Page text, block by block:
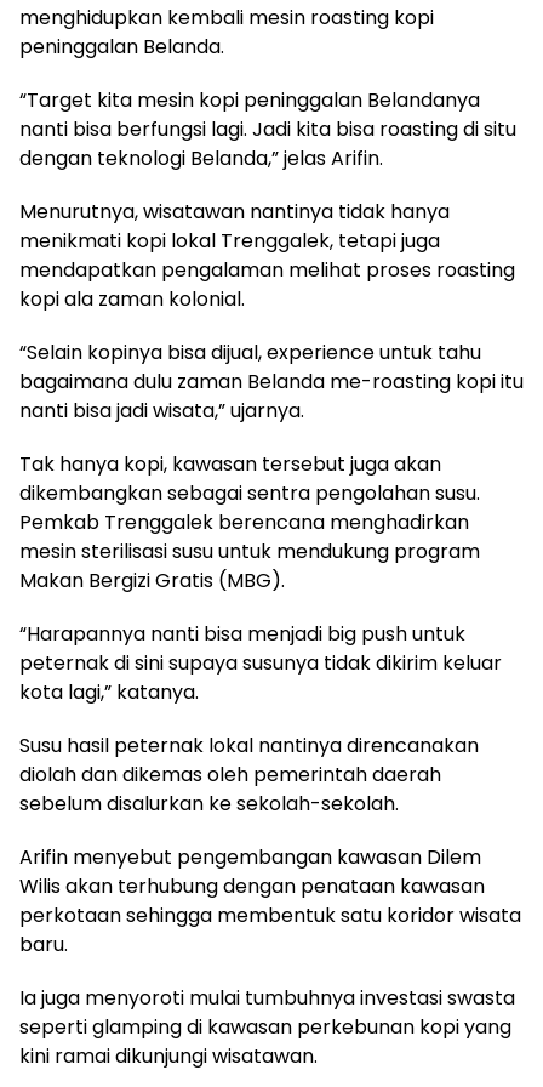
menghidupkan kembali mesin roasting kopi
peninggalan Belanda.
“Target kita mesin kopi peninggalan Belandanya
nanti bisa berfungsi lagi. Jadi kita bisa roasting di situ
dengan teknologi Belanda,” jelas Arifin.
Menurutnya, wisatawan nantinya tidak hanya
menikmati kopi lokal Trenggalek, tetapi juga
mendapatkan pengalaman melihat proses roasting
kopi ala zaman kolonial.
“Selain kopinya bisa dijual, experience untuk tahu
bagaimana dulu zaman Belanda me-roasting kopi itu
nanti bisa jadi wisata,” ujarnya.
Tak hanya kopi, kawasan tersebut juga akan
dikembangkan sebagai sentra pengolahan susu.
Pemkab Trenggalek berencana menghadirkan
mesin sterilisasi susu untuk mendukung program
Makan Bergizi Gratis (MBG).
“Harapannya nanti bisa menjadi big push untuk
peternak di sini supaya susunya tidak dikirim keluar
kota lagi,” katanya.
Susu hasil peternak lokal nantinya direncanakan
diolah dan dikemas oleh pemerintah daerah
sebelum disalurkan ke sekolah-sekolah.
Arifin menyebut pengembangan kawasan Dilem
Wilis akan terhubung dengan penataan kawasan
perkotaan sehingga membentuk satu koridor wisata
baru.
Ia juga menyoroti mulai tumbuhnya investasi swasta
seperti glamping di kawasan perkebunan kopi yang
kini ramai dikunjungi wisatawan.